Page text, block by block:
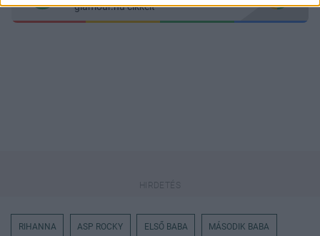
glamour.hu cikkeit
RIHANNA ASP ROCKY ELSŐ BABA MÁSODIK BABA